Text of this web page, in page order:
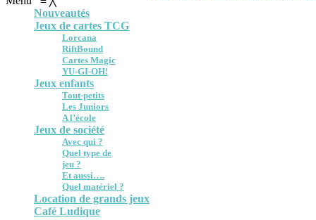
Nouveautés
Jeux de cartes TCG
Lorcana
RiftBound
Cartes Magic
YU-GI-OH!
Jeux enfants
Tout-petits
Les Juniors
A l’école
Jeux de société
Avec qui ?
Quel type de
jeu ?
Et aussi….
Quel matériel ?
Location de grands jeux
Café Ludique